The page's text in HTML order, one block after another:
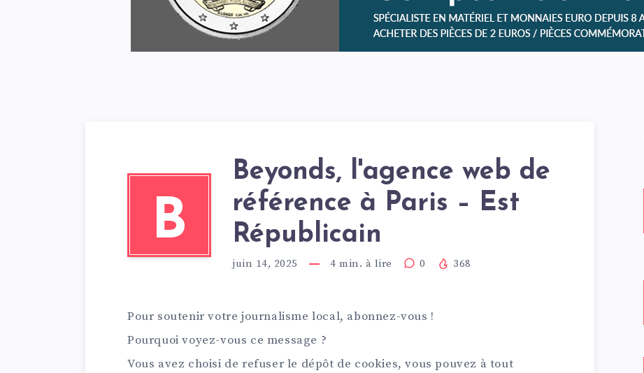
B
Beyonds, l'agence web de
référence à Paris – Est
Républicain
juin 14, 2025 4 min. à lire 0 368
Pour soutenir votre journalisme local, abonnez-vous !
Pourquoi voyez-vous ce message ?
Vous avez choisi de refuser le dépôt de cookies, vous pouvez à tout